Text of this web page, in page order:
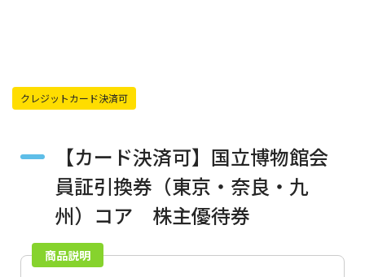
クレジットカード決済可
【カード決済可】国立博物館会
員証引換券（東京・奈良・九
州）コア 株主優待券
商品説明